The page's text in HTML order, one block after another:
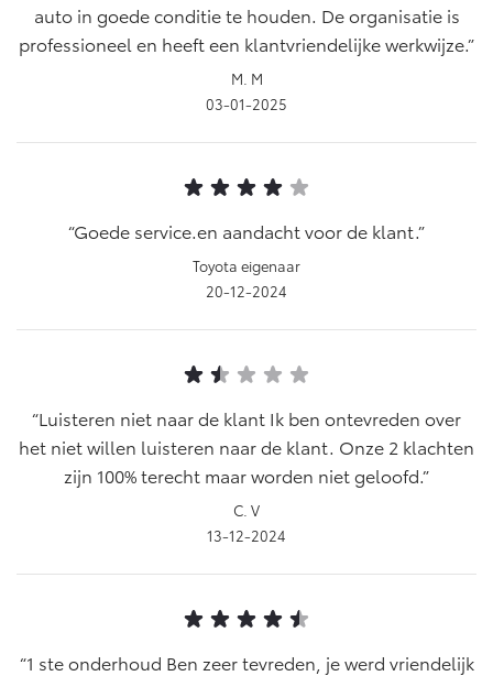
auto in goede conditie te houden. De organisatie is
professioneel en heeft een klantvriendelijke werkwijze.
M. M
03-01-2025
Goede service.en aandacht voor de klant.
Toyota eigenaar
20-12-2024
Luisteren niet naar de klant Ik ben ontevreden over
het niet willen luisteren naar de klant. Onze 2 klachten
zijn 100% terecht maar worden niet geloofd.
C. V
13-12-2024
1 ste onderhoud Ben zeer tevreden, je werd vriendelijk